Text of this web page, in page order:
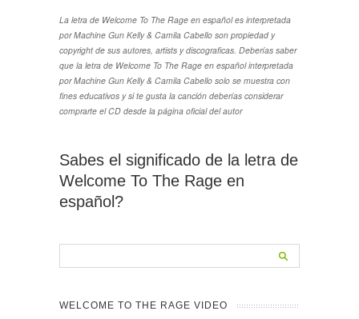
La letra de Welcome To The Rage en español es interpretada
por Machine Gun Kelly & Camila Cabello son propiedad y
copyright de sus autores, artists y discograficas. Deberías saber
que la letra de Welcome To The Rage en español interpretada
por Machine Gun Kelly & Camila Cabello solo se muestra con
fines educativos y si te gusta la canción deberías considerar
comprarte el CD desde la página oficial del autor
Sabes el significado de la letra de
Welcome To The Rage en
español?
WELCOME TO THE RAGE VIDEO